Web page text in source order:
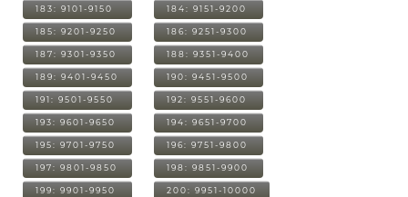
183: 9101-9150 184: 9151-9200
185: 9201-9250 186: 9251-9300
187: 9301-9350 188: 9351-9400
189: 9401-9450 190: 9451-9500
191: 9501-9550 192: 9551-9600
193: 9601-9650 194: 9651-9700
195: 9701-9750 196: 9751-9800
197: 9801-9850 198: 9851-9900
199: 9901-9950 200: 9951-10000